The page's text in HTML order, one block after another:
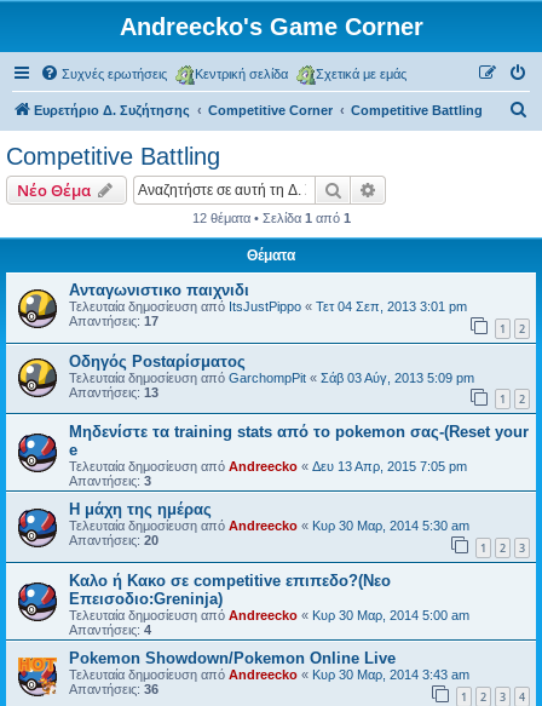
Andreecko's Game Corner
Συχνές ερωτήσεις Κεντρική σελίδα Σχετικά με εμάς
Ευρετήριο Δ. Συζήτησης Competitive Corner Competitive Battling
η
Competitive Battling
Νέο Θέμα Αναζήτηση
12 θέματα • Σελίδα 1 από 1
Θέματα
Ανταγωνιστικο παιχνιδι
Τελευταία δημοσίευση από ItsJustPippo « Τετ 04 Σεπ, 2013 3:01 pm
Απαντήσεις: 17 1 2
Οδηγός Postαρίσματος
Τελευταία δημοσίευση από GarchompPit « Σάβ 03 Αύγ, 2013 5:09 pm
Απαντήσεις: 13 1 2
Μηδενίστε τα training stats από το pokemon σας-(Reset your
e
Τελευταία δημοσίευση από Andreecko « Δευ 13 Απρ, 2015 7:05 pm
Απαντήσεις: 3
Η μάχη της ημέρας
Τελευταία δημοσίευση από Andreecko « Κυρ 30 Μαρ, 2014 5:30 am
Απαντήσεις: 20 1 2 3
Καλο ή Κακο σε competitive επιπεδο?(Nεο
Επεισοδιο:Greninja)
Τελευταία δημοσίευση από Andreecko « Κυρ 30 Μαρ, 2014 5:00 am
Απαντήσεις: 4
Pokemon Showdown/Pokemon Online Live
Τελευταία δημοσίευση από Andreecko « Κυρ 30 Μαρ, 2014 3:43 am
Απαντήσεις: 36 1 2 3 4